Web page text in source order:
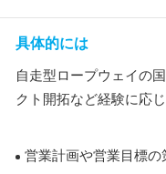
具体的には
自走型ロープウェイの
クト開拓など経験に応
営業計画や営業目標の